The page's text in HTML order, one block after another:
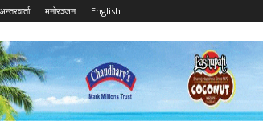
अन्तरवार्ता मनोरञ्जन English